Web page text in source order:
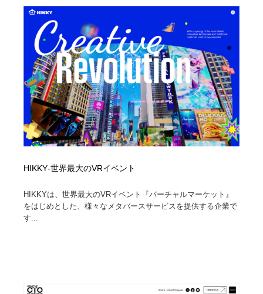
HIKKY‐世界最大のVRイベント
HIKKYは、世界最大のVRイベント『バーチャルマーケット』
をはじめとした、様々なメタバースサービスを提供する企業で
す...